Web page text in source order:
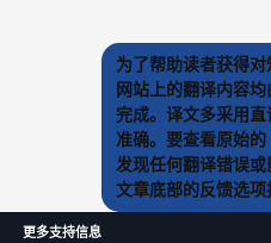
为了帮助读者获得
网站上的翻译内容
完成。译文多采用
准确。要查看原始
发现任何翻译错误
文章底部的反馈选项
更多支持信息